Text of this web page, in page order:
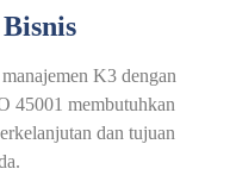
K3 dengan
45001 membutuhkan
dan tujuan